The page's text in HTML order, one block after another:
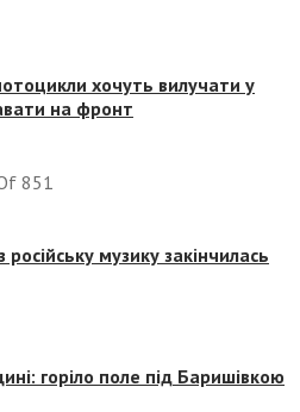
хочуть вилучати у
на фронт
851
музику закінчилась
горіло поле під Баришівкою